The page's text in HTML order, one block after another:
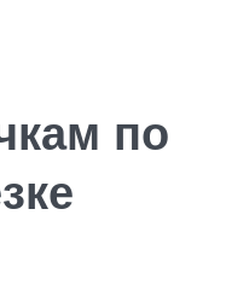
по